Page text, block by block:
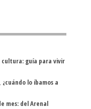
cultura: guía para vivir
lo íbamos a
mes: del Arenal